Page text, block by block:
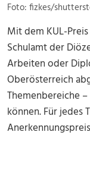
Foto: fizkes/
Mit dem KUL-
Schulamt der
Arbeiten oder
Oberösterreich
Themenbereiche
können. Für jedes